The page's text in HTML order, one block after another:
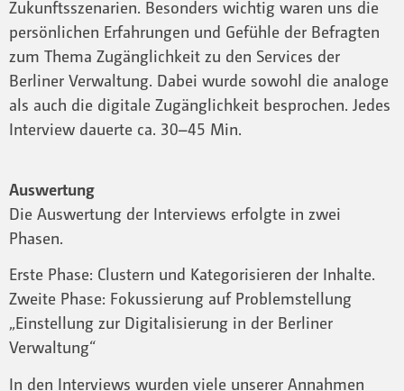
Zukunftsszenarien. Besonders wichtig waren uns die
persönlichen Erfahrungen und Gefühle der Befragten
zum Thema Zugänglichkeit zu den Services der
Berliner Verwaltung. Dabei wurde sowohl die analoge
als auch die digitale Zugänglichkeit besprochen. Jedes
Interview dauerte ca. 30–45 Min.
Auswertung
Die Auswertung der Interviews erfolgte in zwei
Phasen.
Erste Phase: Clustern und Kategorisieren der Inhalte.
Zweite Phase: Fokussierung auf Problemstellung
„Einstellung zur Digitalisierung in der Berliner
Verwaltung“
In den Interviews wurden viele unserer Annahmen